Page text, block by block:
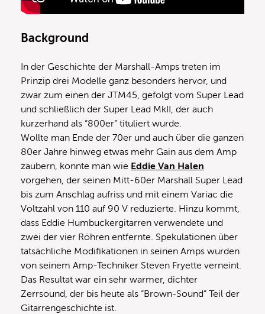
Background
In der Geschichte der Marshall-Amps treten im
Prinzip drei Modelle ganz besonders hervor, und
zwar zum einen der JTM45, gefolgt vom Super Lead
und schließlich der Super Lead MkII, der auch
kurzerhand als “800er” tituliert wurde.
Wollte man Ende der 70er und auch über die ganzen
80er Jahre hinweg etwas mehr Gain aus dem Amp
zaubern, konnte man wie Eddie Van Halen
vorgehen, der seinen Mitt-60er Marshall Super Lead
bis zum Anschlag aufriss und mit einem Variac die
Voltzahl von 110 auf 90 V reduzierte. Hinzu kommt,
dass Eddie Humbuckergitarren verwendete und
zwei der vier Röhren entfernte. Spekulationen über
tatsächliche Modifikationen in seinen Amps wurden
von seinem Amp-Techniker Steven Fryette verneint.
Das Resultat war ein sehr warmer, dichter
Zerrsound, der bis heute als “Brown-Sound” Teil der
Gitarrengeschichte ist.